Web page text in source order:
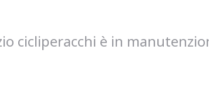
cicliperacchi è in